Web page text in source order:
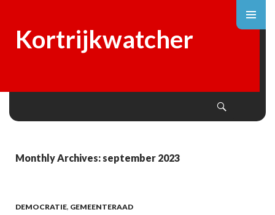
Kortrijkwatcher
Monthly Archives: september 2023
DEMOCRATIE, GEMEENTERAAD